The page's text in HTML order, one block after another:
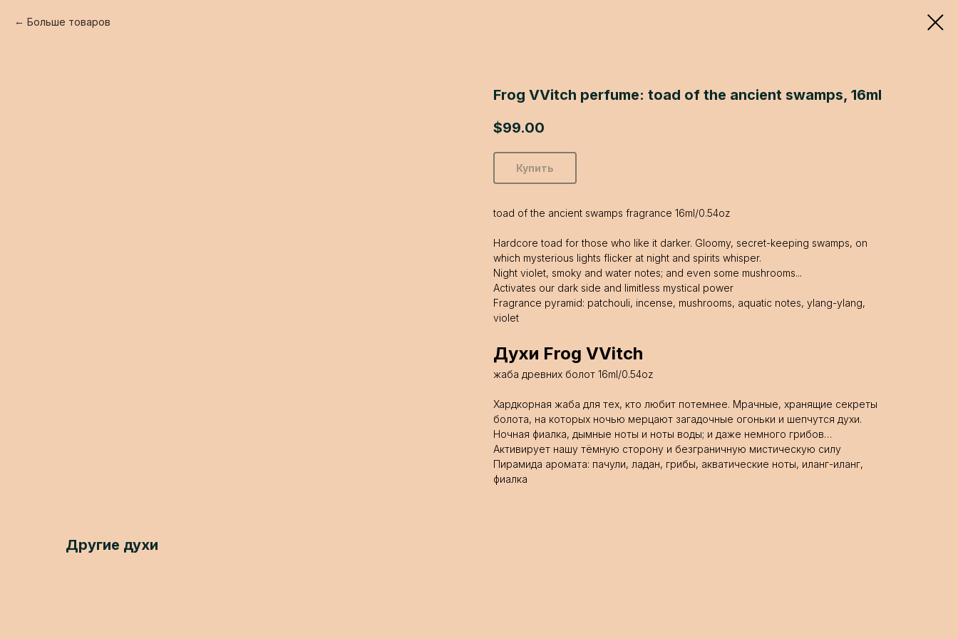
Больше товаров
Frog VVitch perfume: toad of the ancient swamps, 16ml
$99.00
Купить
toad of the ancient swamps fragrance 16ml/0.54oz
Hardcore toad for those who like it darker. Gloomy, secret-keeping swamps, on
which mysterious lights flicker at night and spirits whisper.
Night violet, smoky and water notes; and even some mushrooms...
Activates our dark side and limitless mystical power
Fragrance pyramid: patchouli, incense, mushrooms, aquatic notes, ylang-ylang,
violet
Духи Frog VVitch
жаба древних болот 16ml/0.54oz
Хардкорная жаба для тех, кто любит потемнее. Мрачные, хранящие секреты
болота, на которых ночью мерцают загадочные огоньки и шепчутся духи.
Ночная фиалка, дымные ноты и ноты воды; и даже немного грибов…
Активирует нашу тёмную сторону и безграничную мистическую силу
Пирамида аромата: пачули, ладан, грибы, акватические ноты, иланг-иланг,
фиалка
Другие духи